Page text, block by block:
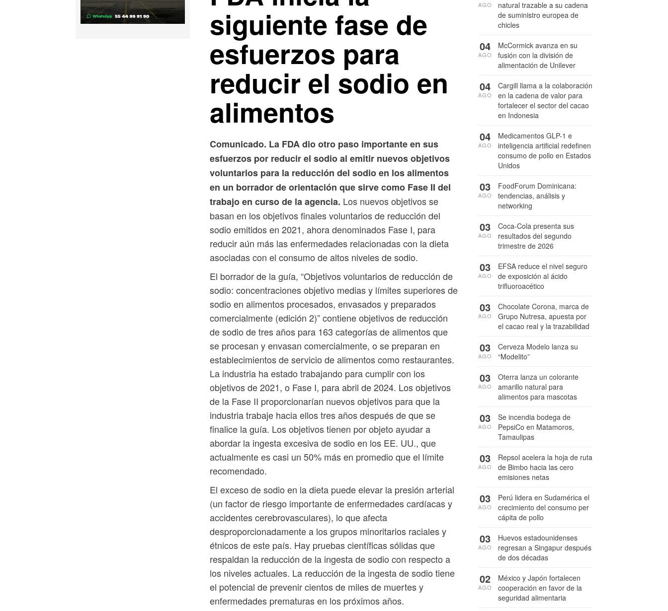
siguiente fase de
esfuerzos para
reducir el sodio en
alimentos
Comunicado. La FDA dio otro paso importante en sus
esfuerzos por reducir el sodio al emitir nuevos objetivos
voluntarios para la reducción del sodio en los alimentos
en un borrador de orientación que sirve como Fase II del
trabajo en curso de la agencia. Los nuevos objetivos se
basan en los objetivos finales voluntarios de reducción del
sodio emitidos en 2021, ahora denominados Fase I, para
reducir aún más las enfermedades relacionadas con la dieta
asociadas con el consumo de altos niveles de sodio.
El borrador de la guía, “Objetivos voluntarios de reducción de
sodio: concentraciones objetivo medias y límites superiores de
sodio en alimentos procesados, envasados ​​y preparados
comercialmente (edición 2)” contiene objetivos de reducción
de sodio de tres años para 163 categorías de alimentos que
se procesan y envasan comercialmente, o se preparan en
establecimientos de servicio de alimentos como restaurantes.
La industria ha estado trabajando para cumplir con los
objetivos de 2021, o Fase I, para abril de 2024. Los objetivos
de la Fase II proporcionarían nuevos objetivos para que la
industria trabaje hacia ellos tres años después de que se
finalice la guía. Los objetivos tienen por objeto ayudar a
abordar la ingesta excesiva de sodio en los EE. UU., que
actualmente es casi un 50% más en promedio que el límite
recomendado.
El exceso de sodio en la dieta puede elevar la presión arterial
(un factor de riesgo importante de enfermedades cardíacas y
accidentes cerebrovasculares), lo que afecta
desproporcionadamente a los grupos minoritarios raciales y
étnicos de este país. Hay pruebas científicas sólidas que
respaldan la reducción de la ingesta de sodio con respecto a
los niveles actuales. La reducción de la ingesta de sodio tiene
el potencial de prevenir cientos de miles de muertes y
enfermedades prematuras en los próximos años.
natural trazable a su cadena
de suministro europea de
chicles
AGO
McCormick avanza en su
fusión con la división de
alimentación de Unilever
04
AGO
Cargill llama a la colaboración
en la cadena de valor para
fortalecer el sector del cacao
en Indonesia
04
AGO
Medicamentos GLP-1 e
inteligencia artificial redefinen
consumo de pollo en Estados
Unidos
04
AGO
FoodForum Dominicana:
tendencias, análisis y
networking
03
AGO
Coca-Cola presenta sus
resultados del segundo
trimestre de 2026
03
AGO
EFSA reduce el nivel seguro
de exposición al ácido
trifluoroacético
03
AGO
Chocolate Corona, marca de
Grupo Nutresa, apuesta por
el cacao real y la trazabilidad
03
AGO
Cerveza Modelo lanza su
“Modelito”
03
AGO
Oterra lanza un colorante
amarillo natural para
alimentos para mascotas
03
AGO
Se incendia bodega de
PepsiCo en Matamoros,
Tamaulipas
03
AGO
Repsol acelera la hoja de ruta
de Bimbo hacia las cero
emisiones netas
03
AGO
Perú lidera en Sudamérica el
crecimiento del consumo per
cápita de pollo
03
AGO
Huevos estadounidenses
regresan a Singapur después
de dos décadas
03
AGO
México y Japón fortalecen
cooperación en favor de la
seguridad alimentaria
02
AGO